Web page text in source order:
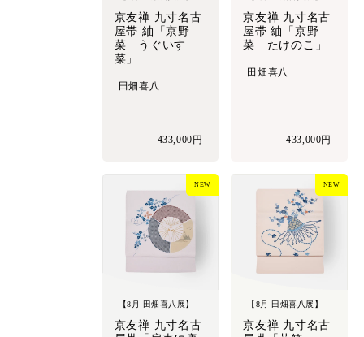
京友禅 九寸名古
屋帯 紬「京野
菜 うぐいす
菜」
田畑喜八
433,000円
京友禅 九寸名古
屋帯 紬「京野
菜 たけのこ」
田畑喜八
433,000円
【8月 田畑喜八展】
京友禅 九寸名古
NEW
【8月 田畑喜八展】
京友禅 九寸名古
NEW